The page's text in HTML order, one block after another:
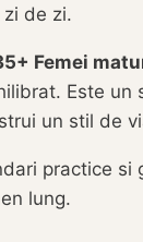
de zi.
Femei
Este
un stil de
practice
lung.